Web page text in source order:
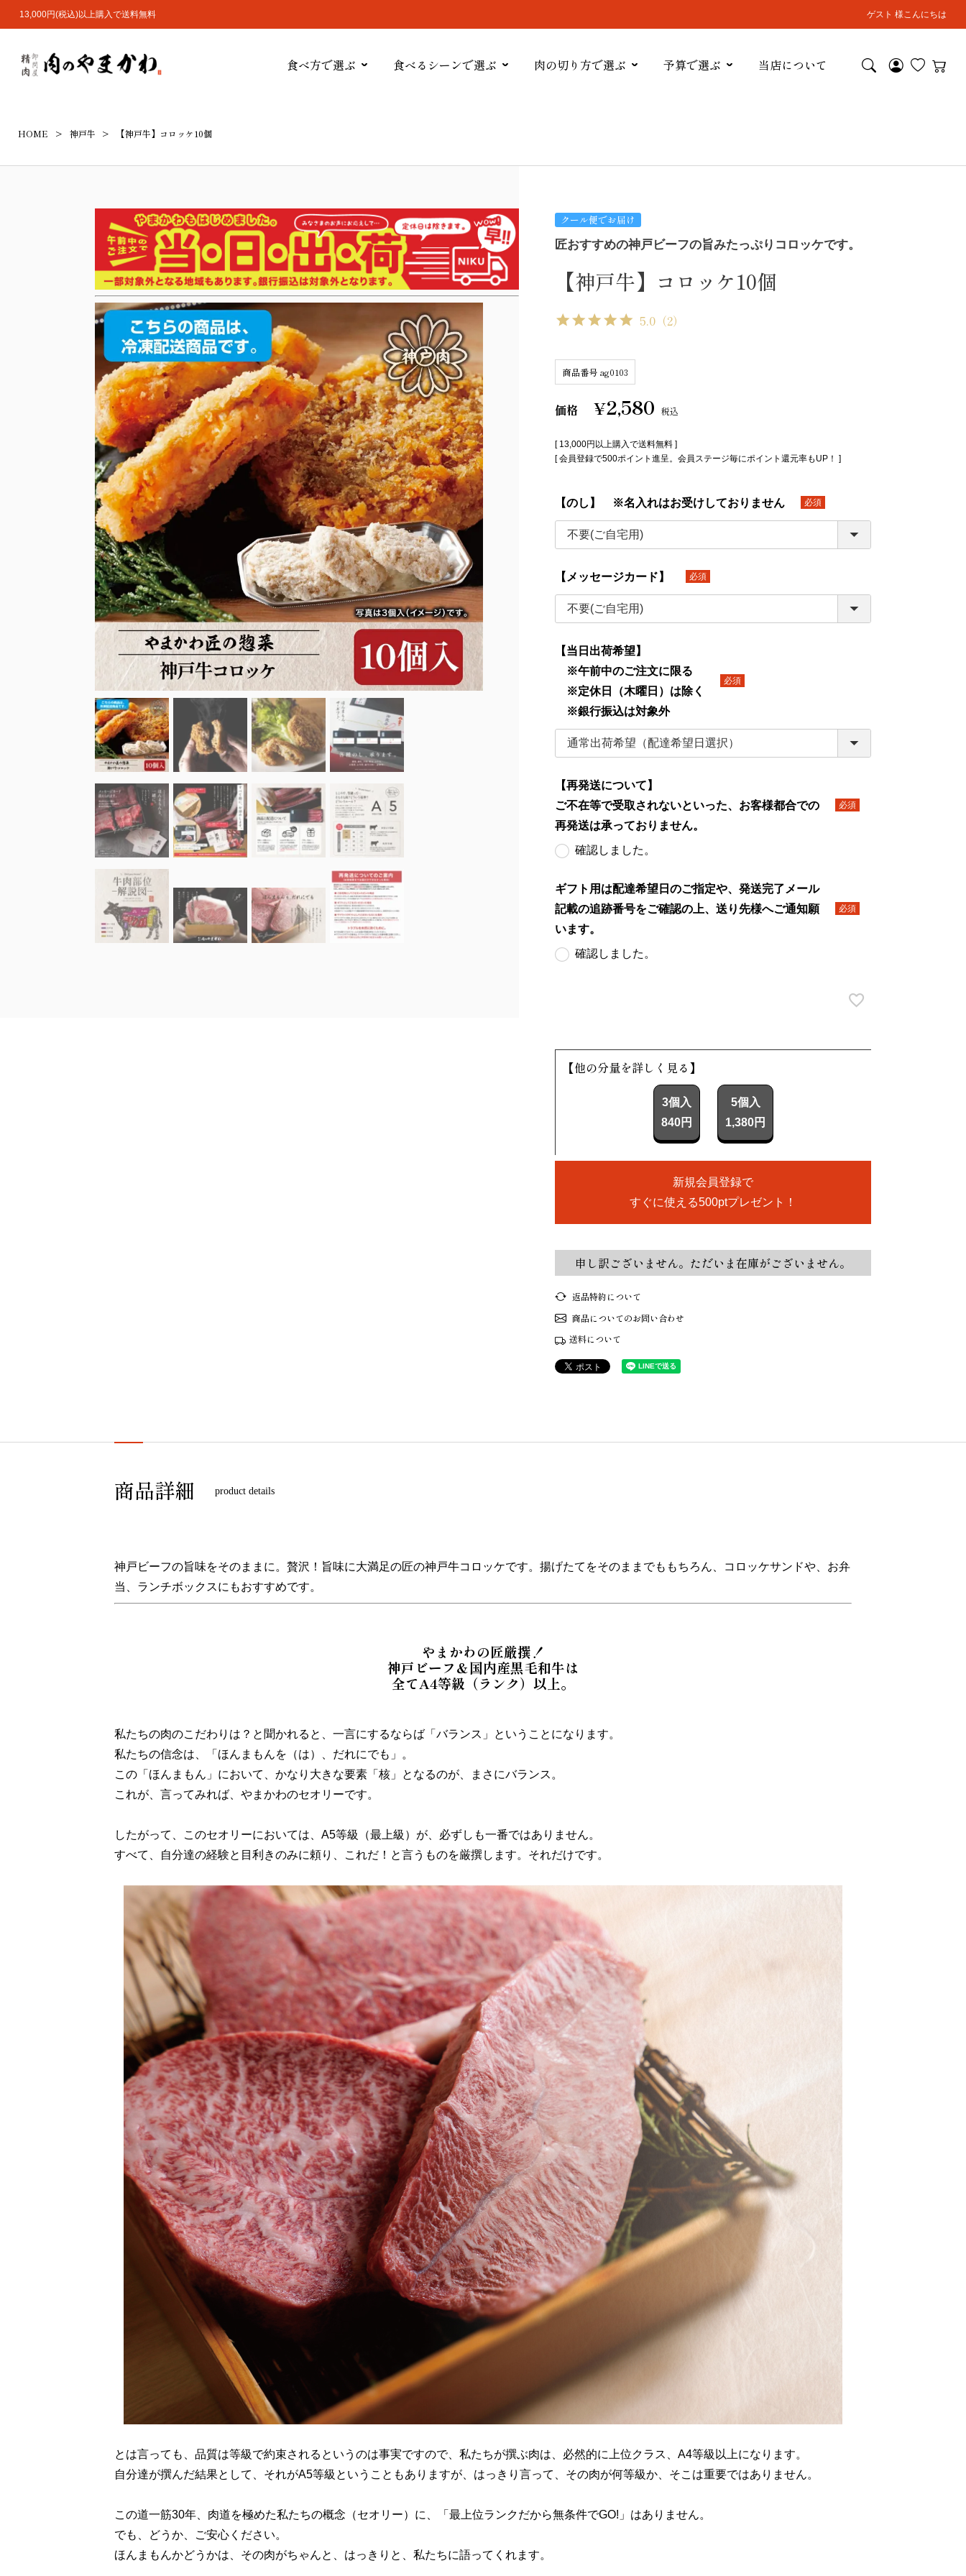
13,000円(税込)以上購入で送料無料 ゲスト 様こんにちは
食べ方で選ぶ 食べるシーンで選ぶ 肉の切り方で選ぶ 予算で選ぶ 当店について
HOME 神戸牛 【神戸牛】コロッケ10個
クール便でお届け
匠おすすめの神戸ビーフの旨みたっぷりコロッケです。
【神戸牛】コロッケ10個
5.0 （2）
商品番号 ag0103
価格 ¥2,580 税込
[ 13,000円以上購入で送料無料 ]
[ 会員登録で500ポイント進呈。会員ステージ毎にポイント還元率もUP！ ]
【のし】 ※名入れはお受けしておりません
(必
【メッセージカード】
(必
【当日出荷希望】
※午前中のご注文に限る
※定休日（木曜日）は除く
※銀行振込は対象外
【再発送について】
ご不在等で受取されないといった、お客様都合での
再発送は承っておりません。
確認しました。
ギフト用は配達希望日のご指定や、発送完了メール
記載の追跡番号をご確認の上、送り先様へご通知願
います。
確認しました。
【他の分量を詳しく見る】
3個入
840円
5個入
1,380円
新規会員登録で
すぐに使える500ptプレゼント！
申し訳ございません。ただいま在庫がございません。
返品特約について
商品についてのお問い合わせ
送料について
商品詳細 product details
神戸ビーフの旨味をそのままに。贅沢！旨味に大満足の匠の神戸牛コロッケです。揚げたてをそのままでももちろん、コロッケサンドや、お弁
当、ランチボックスにもおすすめです。
やまかわの匠厳撰！
神戸ビーフ＆国内産黒毛和牛は
全てA4等級（ランク）以上。
私たちの肉のこだわりは？と聞かれると、一言にするならば「バランス」ということになります。
私たちの信念は、「ほんまもんを（は）、だれにでも」。
この「ほんまもん」において、かなり大きな要素「核」となるのが、まさにバランス。
これが、言ってみれば、やまかわのセオリーです。
したがって、このセオリーにおいては、A5等級（最上級）が、必ずしも一番ではありません。
すべて、自分達の経験と目利きのみに頼り、これだ！と言うものを厳撰します。それだけです。
とは言っても、品質は等級で約束されるというのは事実ですので、私たちが撰ぶ肉は、必然的に上位クラス、A4等級以上になります。
自分達が撰んだ結果として、それがA5等級ということもありますが、はっきり言って、その肉が何等級か、そこは重要ではありません。
この道一筋30年、肉道を極めた私たちの概念（セオリー）に、「最上位ランクだから無条件でGO!」はありません。
でも、どうか、ご安心ください。
ほんまもんかどうかは、その肉がちゃんと、はっきりと、私たちに語ってくれます。